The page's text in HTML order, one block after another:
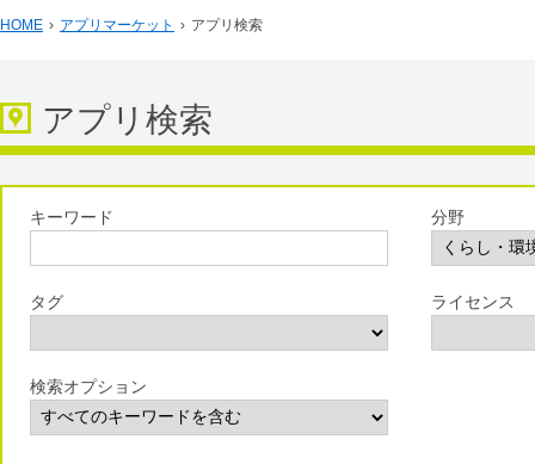
HOME › アプリマーケット › アプリ検索
アプリ検索
キーワード 分野
タグ ライセンス
検索オプション